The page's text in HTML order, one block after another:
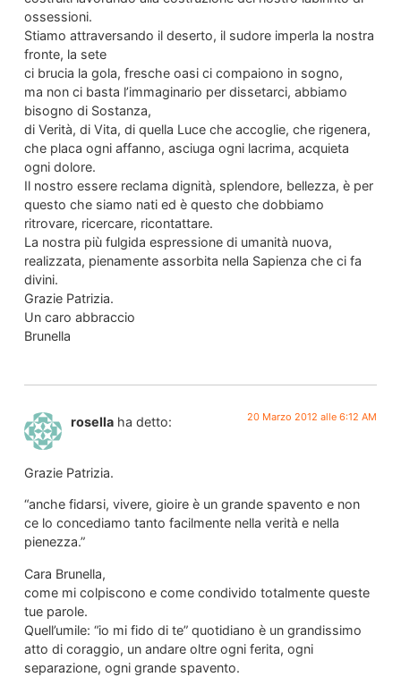
ossessioni.
Stiamo attraversando il deserto, il sudore imperla la nostra
fronte, la sete
ci brucia la gola, fresche oasi ci compaiono in sogno,
ma non ci basta l’immaginario per dissetarci, abbiamo
bisogno di Sostanza,
di Verità, di Vita, di quella Luce che accoglie, che rigenera,
che placa ogni affanno, asciuga ogni lacrima, acquieta
ogni dolore.
Il nostro essere reclama dignità, splendore, bellezza, è per
questo che siamo nati ed è questo che dobbiamo
ritrovare, ricercare, ricontattare.
La nostra più fulgida espressione di umanità nuova,
realizzata, pienamente assorbita nella Sapienza che ci fa
divini.
Grazie Patrizia.
Un caro abbraccio
Brunella
rosella ha detto: 20 Marzo 2012 alle 6:12 AM
Grazie Patrizia.
“anche fidarsi, vivere, gioire è un grande spavento e non
ce lo concediamo tanto facilmente nella verità e nella
pienezza.”
Cara Brunella,
come mi colpiscono e come condivido totalmente queste
tue parole.
Quell’umile: “io mi fido di te” quotidiano è un grandissimo
atto di coraggio, un andare oltre ogni ferita, ogni
separazione, ogni grande spavento.